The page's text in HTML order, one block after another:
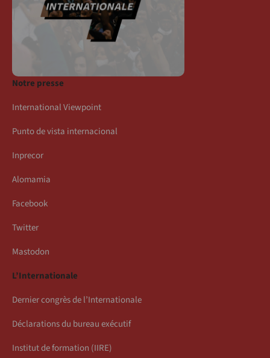
Notre presse
International Viewpoint
Punto de vista internacional
Inprecor
Alomamia
Facebook
Twitter
Mastodon
L’Internationale
Dernier congrès de l’Internationale
Déclarations du bureau exécutif
Institut de formation (IIRE)